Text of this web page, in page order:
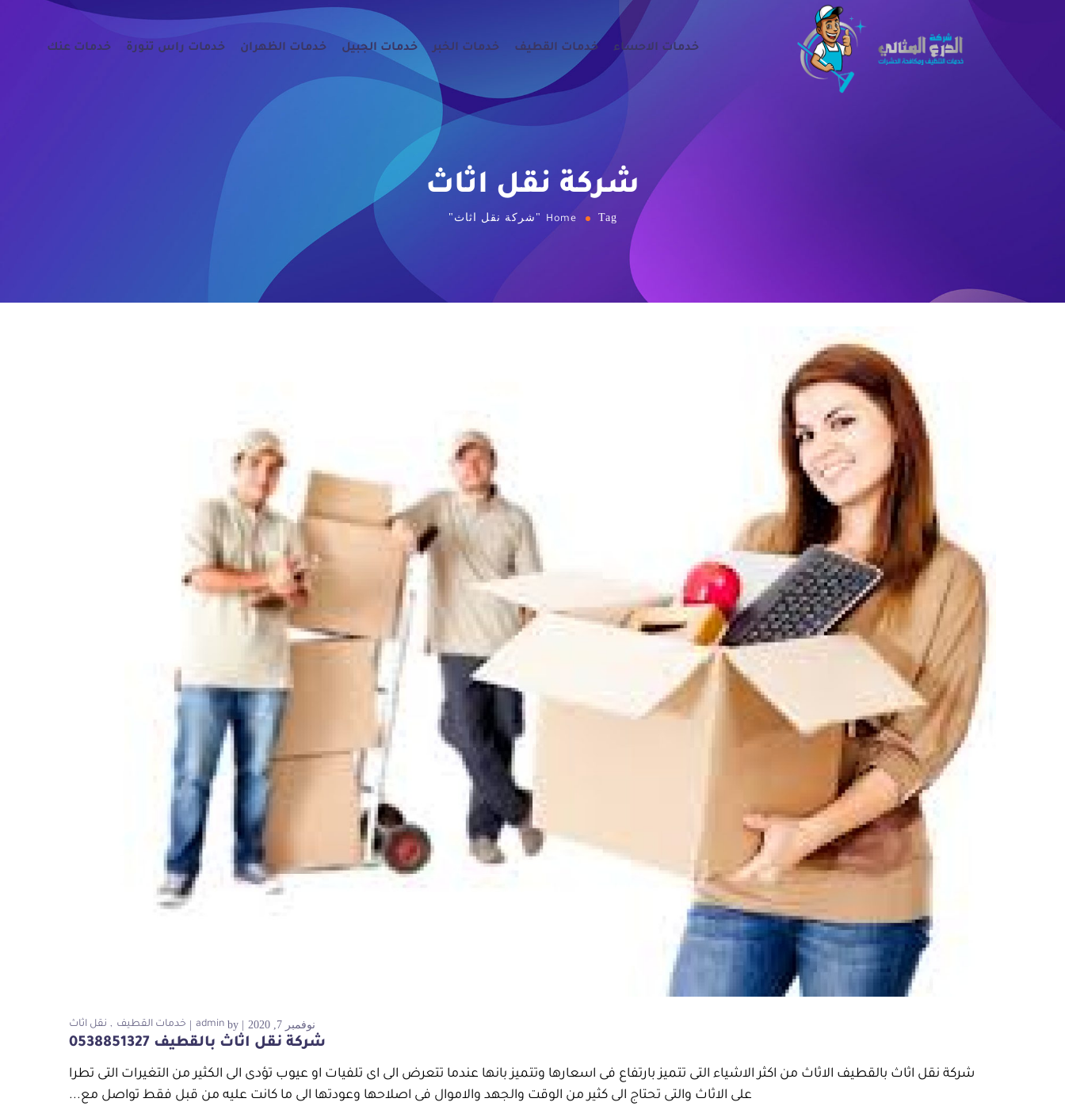
خدمات الاحساء خدمات القطيف خدمات الخبر خدمات الجبيل خدمات الظهران خدمات راس تنورة خدمات عنك
شركة نقل اثاث
Home Tag "شركة نقل اثاث"
نوفمبر 7, 2020 by
admin خدمات القطيف نقل اثاث
شركة نقل اثاث بالقطيف 0538851327
شركة نقل اثاث بالقطيف الاثاث من اكثر الاشياء التى تتميز بارتفاع فى اسعارها وتتميز بانها عندما تتعرض الى اى تلفيات او عيوب تؤدى الى الكثير من التغيرات التى تطرا
على الاثاث والتى تحتاج الى كثير من الوقت والجهد والاموال فى اصلاحها وعودتها الى ما كانت عليه من قبل فقط تواصل مع...